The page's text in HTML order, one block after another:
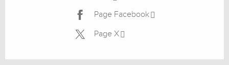
Page Facebook
Page X